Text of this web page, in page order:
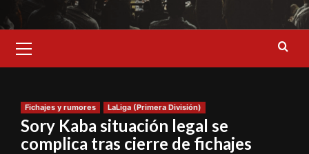
primario
Fichajes y rumores LaLiga (Primera División)
Sory Kaba situación legal se
complica tras cierre de fichajes